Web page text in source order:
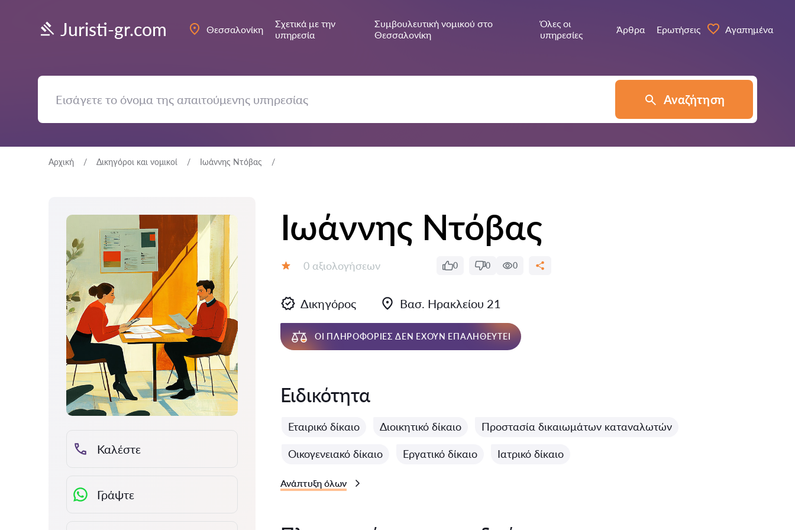
Juristi-gr.com Θεσσαλονίκη
Σχετικά με την
υπηρεσία
Συμβουλευτική νομικού στο
Θεσσαλονίκη
Όλες οι
υπηρεσίες
Άρθρα Ερωτήσεις Αγαπημένα
Αναζήτηση
Αρχική Δικηγόροι και νομικοί Ιωάννης Ντόβας
Καλέστε
Γράψτε
Ιωάννης Ντόβας
Αξιολογήσεις:
0 αξιολογήσεων 0 0 0
Δικηγόρος Βασ. Ηρακλείου 21
ΟΙ ΠΛΗΡΟΦΟΡΊΕΣ ΔΕΝ ΈΧΟΥΝ ΕΠΑΛΗΘΕΥΤΕΊ
Ειδικότητα
Εταιρικό δίκαιο Διοικητικό δίκαιο Προστασία δικαιωμάτων καταναλωτών
Οικογενειακό δίκαιο Εργατικό δίκαιο Ιατρικό δίκαιο
Ανάπτυξη όλων